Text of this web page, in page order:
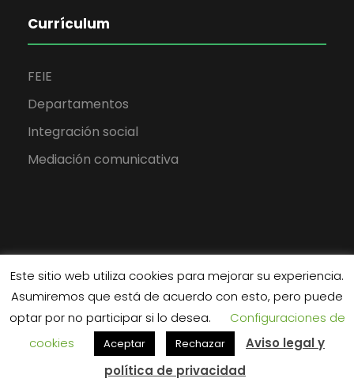
Currículum
FEIE
Departamentos
Integración social
Mediación comunicativa
Copyright Todos los derechos reservados 2020. IES Santa
Catalina de Alejandría. Autordobledigital
Este sitio web utiliza cookies para mejorar su experiencia.
Asumiremos que está de acuerdo con esto, pero puede
optar por no participar si lo desea.
Configuraciones de
cookies
Aceptar Rechazar
Aviso legal y
política de privacidad